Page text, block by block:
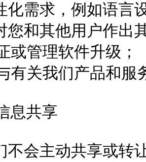
化需求，例如语言
您和其他用户作出
管理软件升级；
有关我们产品和服
共享
不会主动共享或转